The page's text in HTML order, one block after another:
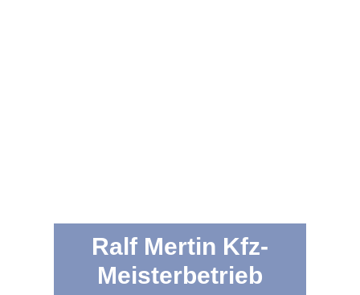
Ralf Mertin Kfz-
Meisterbetrieb